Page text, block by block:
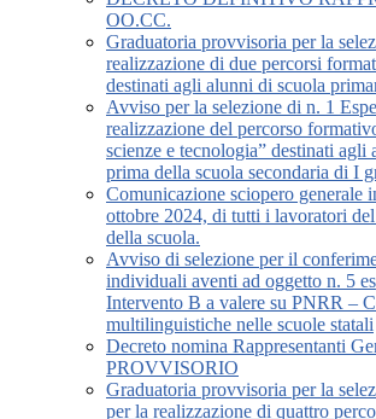
OO.CC.
Graduatoria provvisoria per la
realizzazione di due percorsi
destinati agli alunni di scuola
Avviso per la selezione di n. 1
realizzazione del percorso
scienze e tecnologia” destinati agli
prima della scuola secondaria di I
Comunicazione sciopero generale
ottobre 2024, di tutti i lavoratori
della scuola.
Avviso di selezione per il
individuali aventi ad oggetto n. 5
Intervento B a valere su PNRR –
multilinguistiche nelle scuole statali
Decreto nomina Rappresentanti
PROVVISORIO
Graduatoria provvisoria per la
per la realizzazione di quattro